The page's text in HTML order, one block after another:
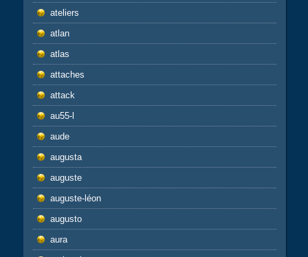
ateliers
atlan
atlas
attaches
attack
au55-l
aude
augusta
auguste
auguste-léon
augusto
aura